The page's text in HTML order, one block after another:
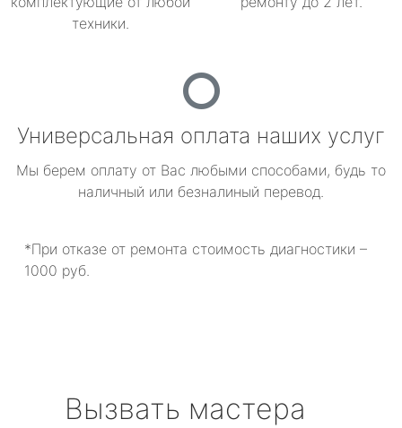
техники.
Универсальная оплата наших услуг
Мы берем оплату от Вас любыми способами, будь то
наличный или безналиный перевод.
*При отказе от ремонта стоимость диагностики –
1000 руб.
Вызвать мастера